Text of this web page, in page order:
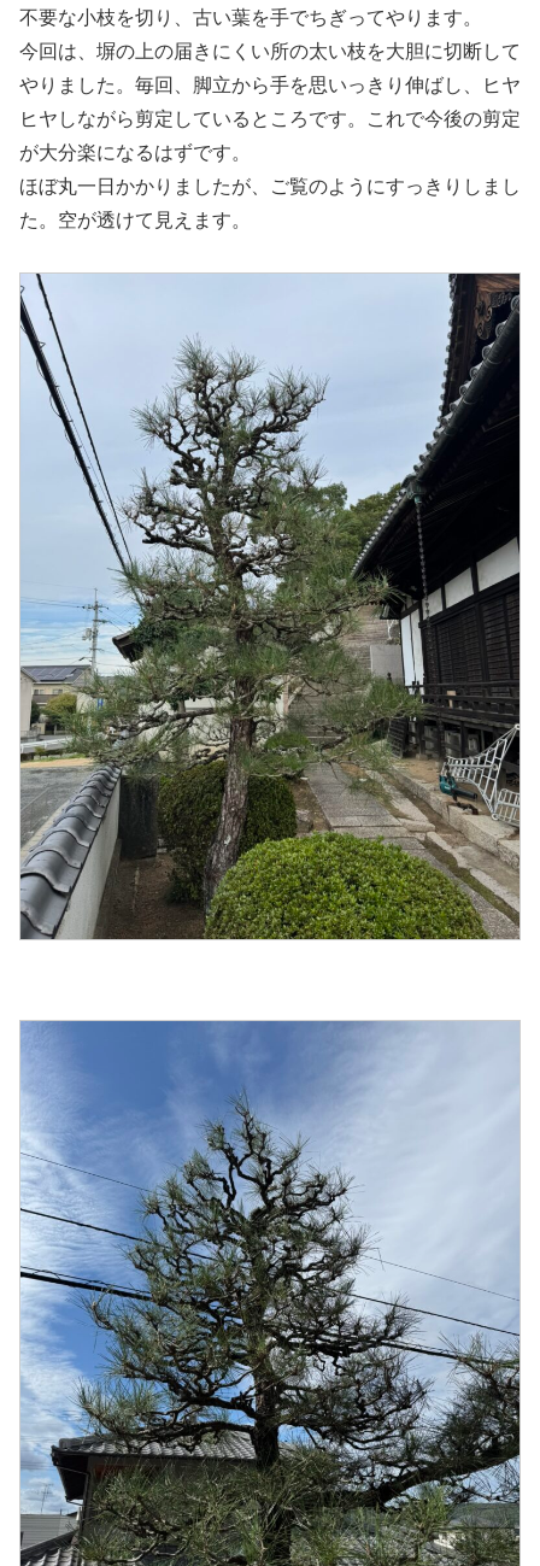
不要な小枝を切り、古い葉を手でちぎってやります。
今回は、塀の上の届きにくい所の太い枝を大胆に切断して
やりました。毎回、脚立から手を思いっきり伸ばし、ヒヤ
ヒヤしながら剪定しているところです。これで今後の剪定
が大分楽になるはずです。
ほぼ丸一日かかりましたが、ご覧のようにすっきりしまし
た。空が透けて見えます。